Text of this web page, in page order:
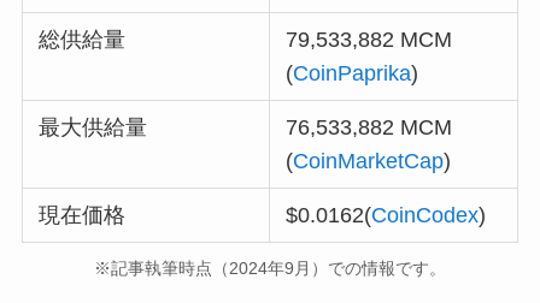
総供給量
79,533,882 MCM​
(CoinPaprika)
最大供給量
76,533,882 MCM​
(CoinMarketCap)
現在価格 $0.0162​(CoinCodex)​
※記事執筆時点（2024年9月）での情報です。